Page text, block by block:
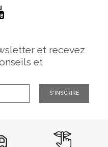
et recevez
et
S'INSCRIRE